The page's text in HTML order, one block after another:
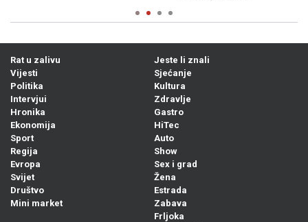
Rat u zalivu
Vijesti
Politika
Intervjui
Hronika
Ekonomija
Sport
Regija
Evropa
Svijet
Društvo
Mini market
Jeste li znali
Sjećanje
Kultura
Zdravlje
Gastro
HiTec
Auto
Show
Sex i grad
Žena
Estrada
Zabava
Frljoka